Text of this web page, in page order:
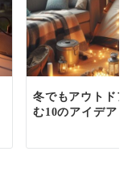
冬でもアウトド
む10のアイデア